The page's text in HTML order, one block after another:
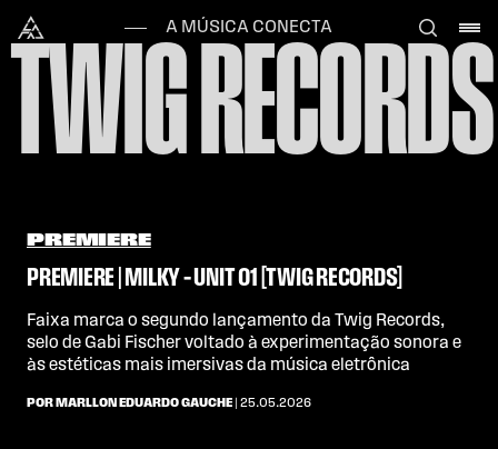
Alataj
A MÚSICA CONECTA
TWIG RECORDS
PREMIERE
PREMIERE | MILKY – UNIT 01 [TWIG RECORDS]
Faixa marca o segundo lançamento da Twig Records,
selo de Gabi Fischer voltado à experimentação sonora e
às estéticas mais imersivas da música eletrônica
POR MARLLON EDUARDO GAUCHE | 25.05.2026